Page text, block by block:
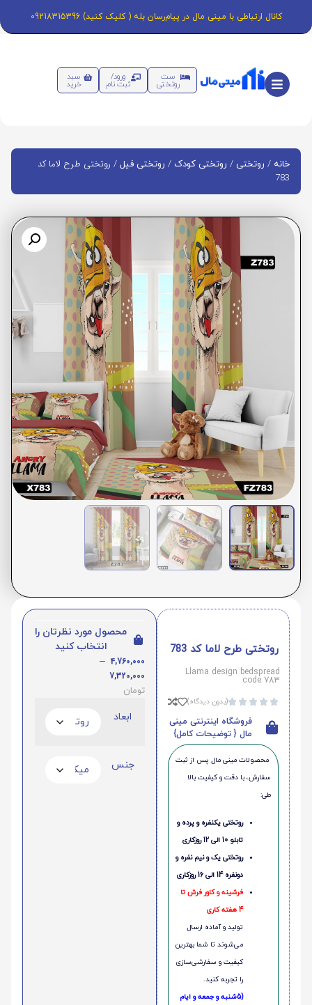
کانال ارتباطی با مینی مال در پیام‌رسان بله ( کلیک کنید) 09218315396
ست
روتختی
ورود/
ثبت نام
سبد
خرید
خانه / روتختی / روتختی کودک / روتختی فیل / روتختی طرح لاما کد
783
روتختی طرح لاما کد 783
Llama design bedspread
code 783




(بدون دیدگاه)
فروشگاه اینترنتی مینی
مال { توضیحات کامل}
محصولات مینی‌ مال پس از ثبت
سفارش، با دقت و کیفیت بالا
طی:
روتختی یکنفره و پرده و
تابلو 10 الی 12 روزکاری
روتختی یک و نیم نفره و
دونفره 14 الی 16 روزکاری
فرشینه و کاور فرش تا
4 هفته کاری
تولید و آماده ارسال
می‌شوند تا شما بهترین
کیفیت و سفارشی‌سازی
را تجربه کنید.
(5شنبه و جمعه و ایام
محصول مورد نظرتان را
انتخاب کنید
4,760,000
–
7,320,000
تومان
ابعاد
جنس